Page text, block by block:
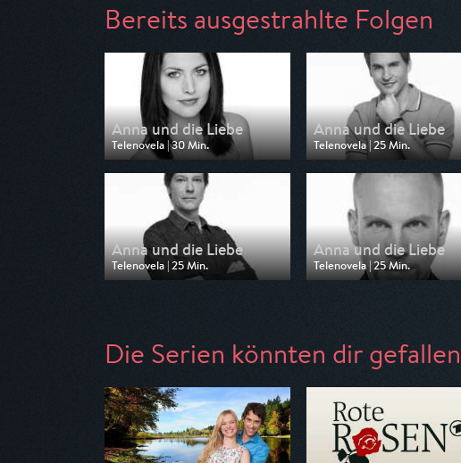
Bereits ausgestrahlte Folgen
Anna und die Liebe
Telenovela | 30 Min.
Ausgestrahlt von DF1
am 24.07.2026, 04:55
Anna und die Liebe
Telenovela | 25 Min.
Ausgestrahlt von DF1
am 24.07.2026, 04:30
Anna und die Liebe
Telenovela | 25 Min.
Ausgestrahlt von DF1
Anna und die Liebe
Telenovela | 25 Min.
Ausgestrahlt von DF1
Die Serien könnten dir gefallen